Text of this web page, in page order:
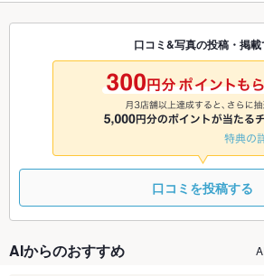
8/28 8/29 8/30
◎
8/31
◎
9/
9/6
◎
9/7
◎
9/
◎
口コミ&写真の投稿・掲載
口コミを投稿する
AIからのおすすめ